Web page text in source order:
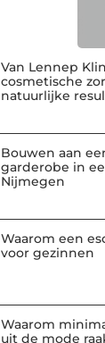
Van Lennep
cosmetische
natuurlijke
Bouwen aan
garderobe in
Nijmegen
Waarom een
voor gezinnen
Waarom
uit de mode